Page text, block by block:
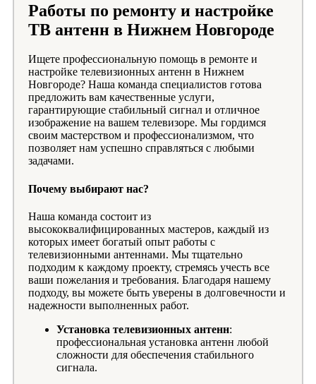
Работы по ремонту и настройке
ТВ антенн в Нижнем Новгороде
Ищете профессиональную помощь в ремонте и
настройке телевизионных антенн в Нижнем
Новгороде? Наша команда специалистов готова
предложить вам качественные услуги,
гарантирующие стабильный сигнал и отличное
изображение на вашем телевизоре. Мы гордимся
своим мастерством и профессионализмом, что
позволяет нам успешно справляться с любыми
задачами.
Почему выбирают нас?
Наша команда состоит из
высококвалифицированных мастеров, каждый из
которых имеет богатый опыт работы с
телевизионными антеннами. Мы тщательно
подходим к каждому проекту, стремясь учесть все
ваши пожелания и требования. Благодаря нашему
подходу, вы можете быть уверены в долговечности и
надежности выполненных работ.
Установка телевизионных антенн:
профессиональная установка антенн любой
сложности для обеспечения стабильного
сигнала.